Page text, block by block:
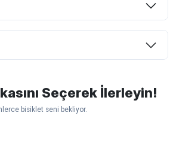
ama
Seçerek İlerleyin!
bisiklet seni bekliyor.